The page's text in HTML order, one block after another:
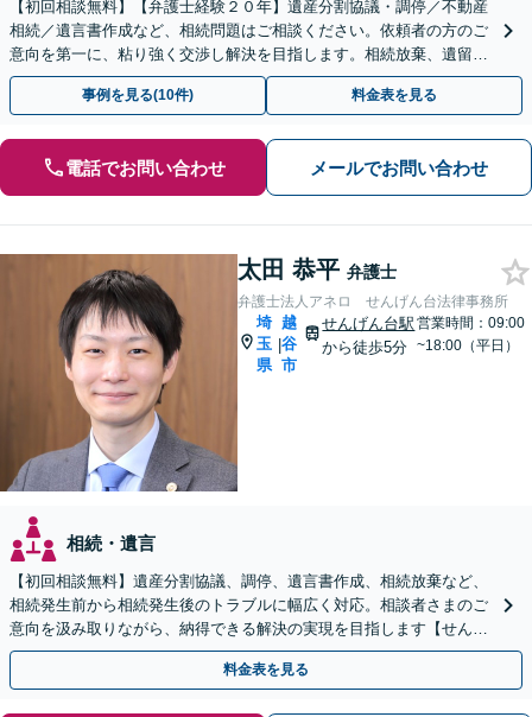
【初回相談無料】【弁護士経験２０年】遺産分割協議・調停／不動産
相続／遺言書作成など、相続問題はご相談ください。依頼者の方のご
意向を第一に、粘り強く交渉し解決を目指します。相続放棄、遺留分
侵害額請求もお任せください【せんげん台駅5分】
事例を見る(10件) 料金表を見る
電話でお問い合わせ メールでお問い合わせ
太田 恭平 弁護士
弁護士法人アネロ せんげん台法律事務所
埼
玉
県
|
越
谷
市
せんげん台駅
から徒歩5分
営業時間：09:00
~18:00（平日）
相続・遺言
【初回相談無料】遺産分割協議、調停、遺言書作成、相続放棄など、
相続発生前から相続発生後のトラブルに幅広く対応。相談者さまのご
意向を汲み取りながら、納得できる解決の実現を目指します【せんげ
ん台駅より徒歩5分】
料金表を見る